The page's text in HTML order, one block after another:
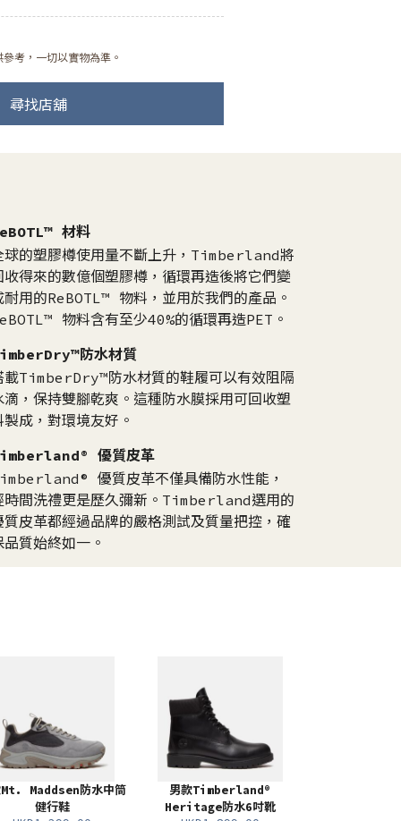
考，一切以實物為準。
尋找店舖
材料
球的塑膠樽使用量不斷上升，Timberland將
收得來的數億個塑膠樽，循環再造後將它們變
耐用的ReBOTL™ 物料，並用於我們的產品。
物料含有至少40%的循環再造PET。
防水材質
載TimberDry™防水材質的鞋履可以有效阻隔
滴，保持雙腳乾爽。這種防水膜採用可回收塑
製成，對環境友好。
優質皮革
優質皮革不僅具備防水性能，
時間洗禮更是歷久彌新。Timberland選用的
質皮革都經過品牌的嚴格測試及質量把控，確
品質始終如一。​
Mt. Maddsen防水中筒
健行鞋
男款Timberland®
Heritage防水6吋靴